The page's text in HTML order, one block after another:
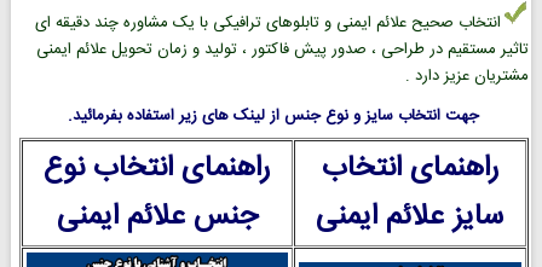
انتخاب صحیح علائم ایمنی و تابلوهای ترافیکی با یک مشاوره چند دقیقه ای
تاثیر مستقیم در طراحی ، صدور پیش فاکتور ، تولید و زمان تحویل علائم ایمنی
مشتریان عزیز دارد .
جهت انتخاب سایز و نوع جنس از لینک های زیر استفاده بفرمائید.
راهنمای انتخاب
سایز علائم ایمنی
راهنمای انتخاب نوع
جنس علائم ایمنی